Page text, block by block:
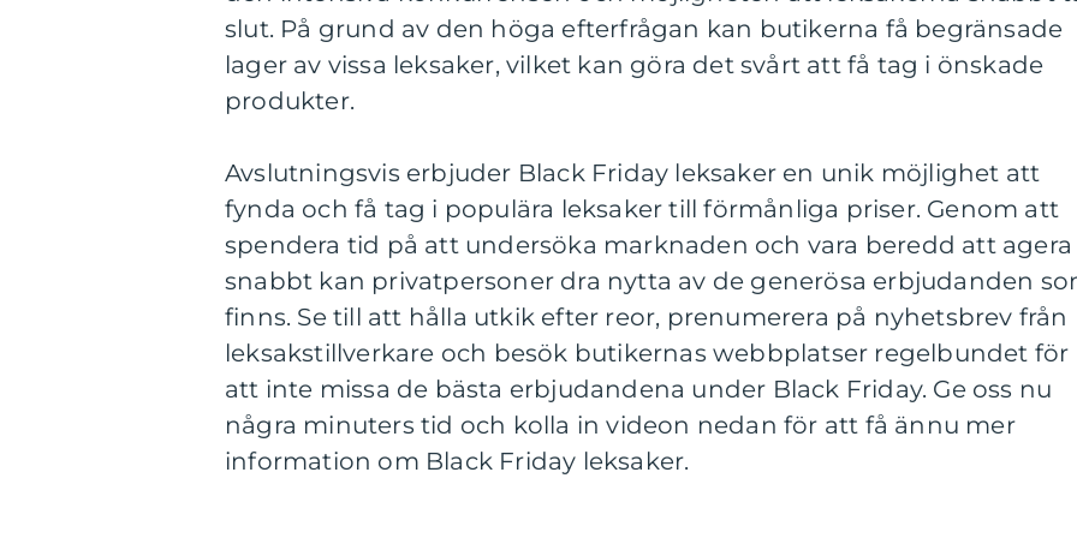
slut. På grund av den höga efterfrågan kan butikerna få begränsade
lager av vissa leksaker, vilket kan göra det svårt att få tag i önskade
produkter.
Avslutningsvis erbjuder Black Friday leksaker en unik möjlighet att
fynda och få tag i populära leksaker till förmånliga priser. Genom att
spendera tid på att undersöka marknaden och vara beredd att agera
snabbt kan privatpersoner dra nytta av de generösa erbjudanden
finns. Se till att hålla utkik efter reor, prenumerera på nyhetsbrev från
leksakstillverkare och besök butikernas webbplatser regelbundet för
att inte missa de bästa erbjudandena under Black Friday. Ge oss nu
några minuters tid och kolla in videon nedan för att få ännu mer
information om Black Friday leksaker.